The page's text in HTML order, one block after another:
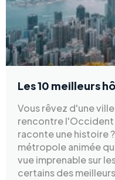
Les 10 meilleurs
Vous rêvez d'une
rencontre l'Occident
raconte une histoire
métropole animée
vue imprenable sur
certains des